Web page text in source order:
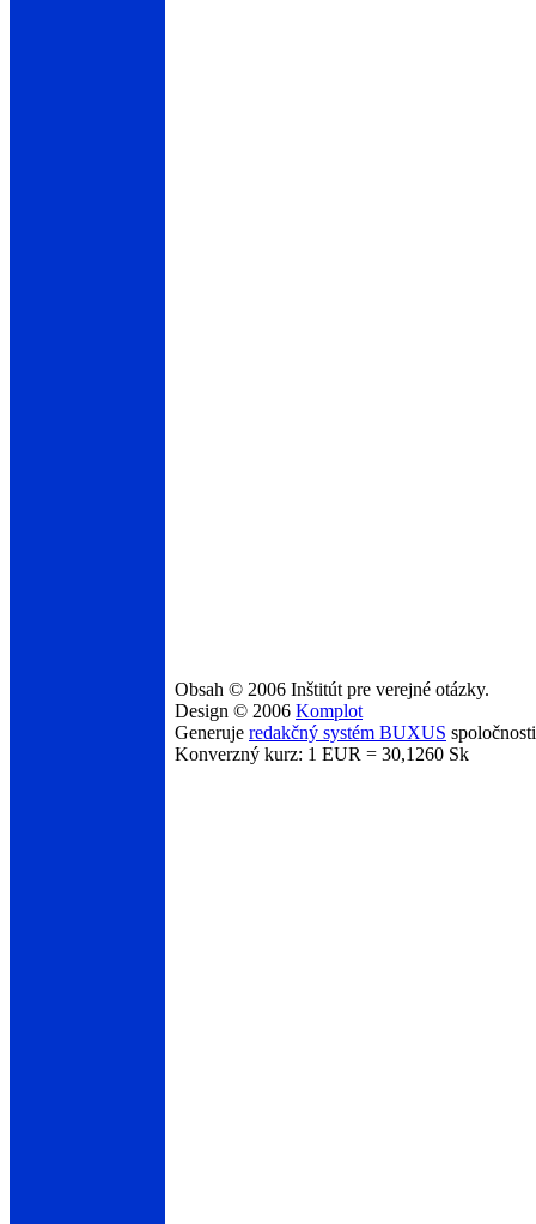
Obsah © 2006 Inštitút pre verejné otázky.
Design © 2006 Komplot
Generuje redakčný systém BUXUS
Konverzný kurz: 1 EUR = 30,1260 Sk